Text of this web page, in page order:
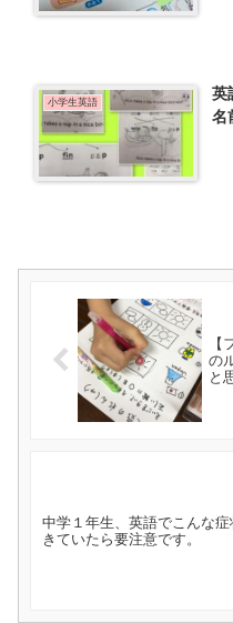
小学生英語
英
名
【
の
と
中学１年生、英語でこんな症
きていたら要注意です。